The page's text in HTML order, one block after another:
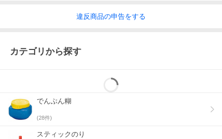
違反商品の申告をする
カテゴリから探す
でんぷん糊
(28件)
スティックのり